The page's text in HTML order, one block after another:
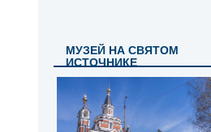
МУЗЕЙ НА СВЯТОМ
ИСТОЧНИКЕ